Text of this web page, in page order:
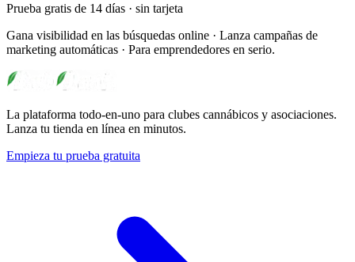
Prueba gratis de 14 días · sin tarjeta
Gana visibilidad en las búsquedas online · Lanza campañas de
marketing automáticas · Para emprendedores en serio.
La plataforma todo-en-uno para clubes cannábicos y asociaciones.
Lanza tu tienda en línea en minutos.
Empieza tu prueba gratuita